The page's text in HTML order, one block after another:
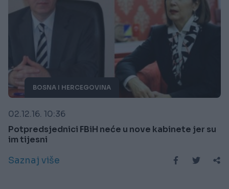
BOSNA I HERCEGOVINA
02.12.16. 10:36
Potpredsjednici FBiH neće u nove kabinete jer su
im tijesni
Saznaj više